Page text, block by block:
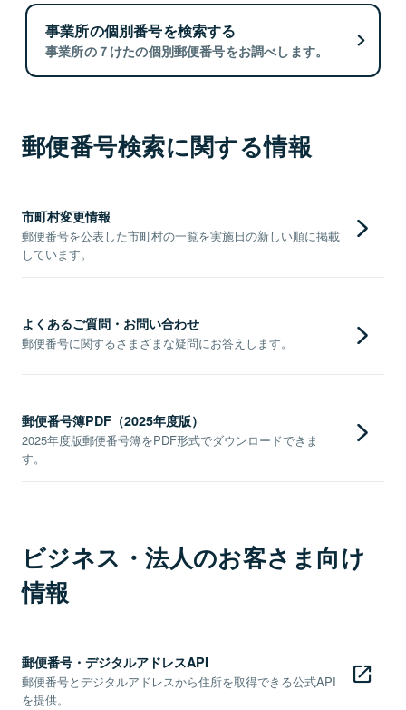
事業所の個別番号を検索する
事業所の７けたの個別郵便番号をお調べします。
郵便番号検索に関する情報
市町村変更情報
郵便番号を公表した市町村の一覧を実施日の新しい順に掲載
しています。
よくあるご質問・お問い合わせ
郵便番号に関するさまざまな疑問にお答えします。
郵便番号簿PDF（2025年度版）
2025年度版郵便番号簿をPDF形式でダウンロードできま
す。
ビジネス・法人のお客さま向け
情報
郵便番号・デジタルアドレスAPI
郵便番号とデジタルアドレスから住所を取得できる公式API
を提供。